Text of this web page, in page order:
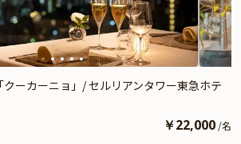
ーカーニョ」/ セルリアンタワー東急ホテ
￥22,000 /名